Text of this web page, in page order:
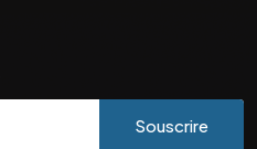
Souscrire